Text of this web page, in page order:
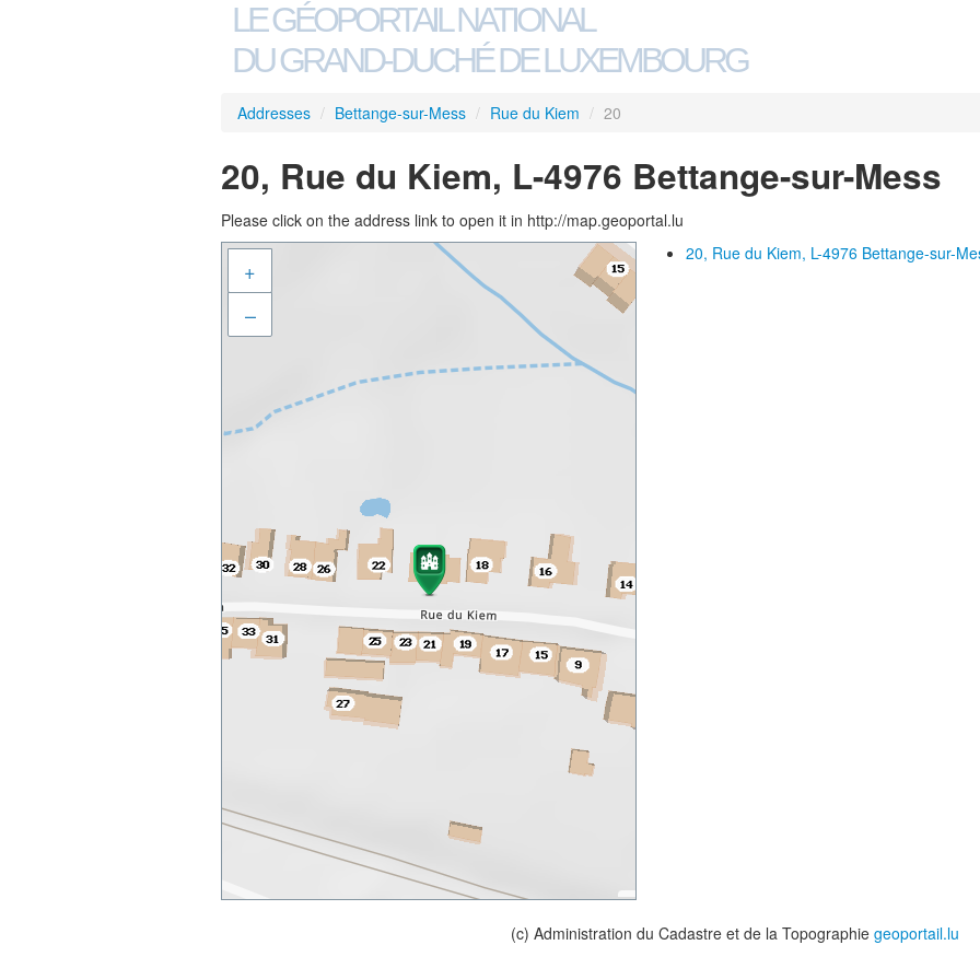
LE GÉOPORTAIL NATIONAL
DU GRAND-DUCHÉ DE LUXEMBOURG
Addresses / Bettange-sur-Mess / Rue du Kiem / 20
20, Rue du Kiem, L-4976 Bettange-sur-Mess
Please click on the address link to open it in http://map.geoportal.lu
+
–
20, Rue du Kiem, L-4976 Bettange-sur-
(c) Administration du Cadastre et de la Topographie geoportail.lu